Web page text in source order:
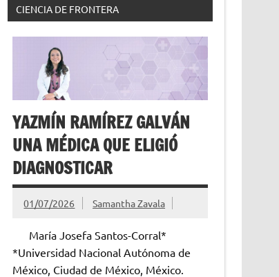
CIENCIA DE FRONTERA
YAZMÍN RAMÍREZ GALVÁN
UNA MÉDICA QUE ELIGIÓ
DIAGNOSTICAR
01/07/2026 Samantha Zavala
María Josefa Santos-Corral*
*Universidad Nacional Autónoma de
México, Ciudad de México, México.